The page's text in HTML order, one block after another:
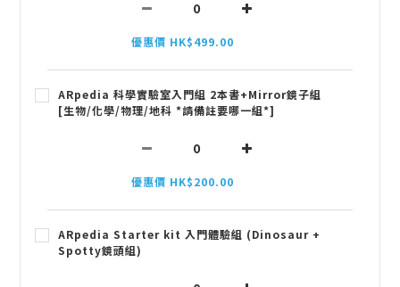
優惠價 HK$499.00
ARpedia 科學實驗室入門組 2本書+Mirror鏡子組
[生物/化學/物理/地科 *請備註要哪一組*]
優惠價 HK$200.00
ARpedia Starter kit 入門體驗組 (Dinosaur +
Spotty鏡頭組)